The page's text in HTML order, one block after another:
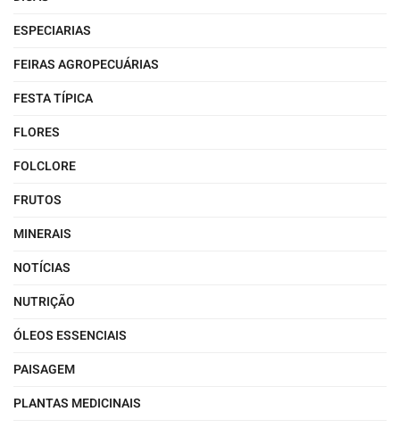
ESPECIARIAS
FEIRAS AGROPECUÁRIAS
FESTA TÍPICA
FLORES
FOLCLORE
FRUTOS
MINERAIS
NOTÍCIAS
NUTRIÇÃO
ÓLEOS ESSENCIAIS
PAISAGEM
PLANTAS MEDICINAIS